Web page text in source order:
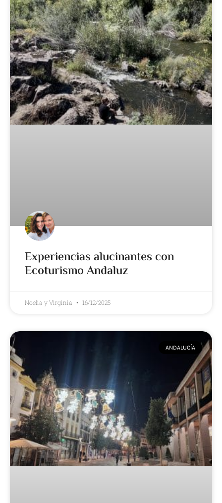
Experiencias alucinantes con
Ecoturismo Andaluz
Noelia y Virginia 16/12/2025
ANDALUCÍA